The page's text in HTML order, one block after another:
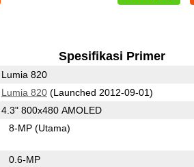
Spesifikasi Primer
Lumia 820
Lumia 820(Launched 2012-09-01)
4.3" 800x480 AMOLED
8-MP(Utama)
0.6-MP